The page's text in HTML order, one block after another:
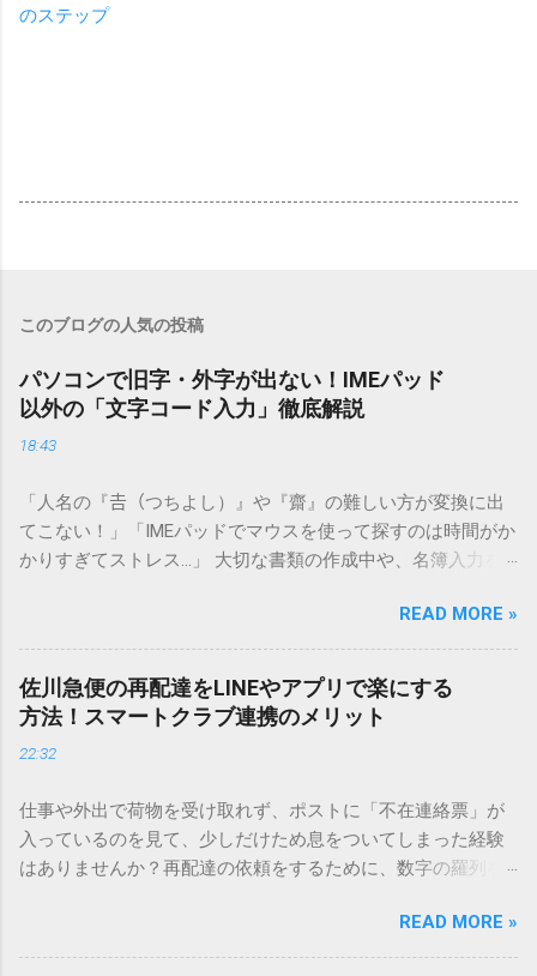
のステップ
このブログの人気の投稿
パソコンで旧字・外字が出ない！IMEパッド
以外の「文字コード入力」徹底解説
18:43
「人名の『𠮷（つちよし）』や『齋』の難しい方が変換に出
てこない！」「IMEパッドでマウスを使って探すのは時間がか
かりすぎてストレス…」 大切な書類の作成中や、名簿入力を
てしまいますよね。多くの人が「IMEパッド（手書き入力）」
を使いますが、実はマウスで一画ずつ書くのは非効率です
し、似た漢字が多すぎて結局見つからないことも少なくあり
ません。 そこで今回は、IMEパッドを使わずに、特定のコー
ドを打ち込むだけで一瞬で旧字や外字、特殊記号を呼び出す
「文字コード入力」のテクニックを詳しく解説します。 この
必要はありません。 1. なぜ「変換」しても旧字・外字が出て
こないのか？ そもそも、なぜ普通の変換で出てこない漢字が
あるのでしょうか。その理由は、パソコンが文字を認識する
は、JIS規格（日本産業規格）によって「第1水準」「第2水
準」といった形で整理されています。しかし、人名や地名に
READ MORE »
佐川急便の再配達をLINEやアプリで楽にする
方法！スマートクラブ連携のメリット
22:32
仕事や外出で荷物を受け取れず、ポストに「不在連絡票」が
入っているのを見て、少しだけため息をついてしまった経験
はありませんか？再配達の依頼をするために、数字の羅列を
ことに申し訳なさを感じたりすることもあるかもしれませ
ん。 「もっとスムーズに、自分のタイミングで受け取りた
READ MORE »